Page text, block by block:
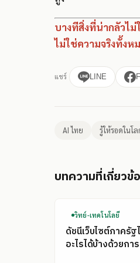
บางทีสิ่งที่น่ากลัวไ
ไม่ใช่ความจริงทั้งห
แชร์ LINE
AI ไทย รู้ให้รอดในโ
บทความที่เกี่ยวข้
วิทย์-เทคโนโลยี
ดัชนีเว็บไซต์ภาครัฐ
อะไรได้บ้างด้วยกา